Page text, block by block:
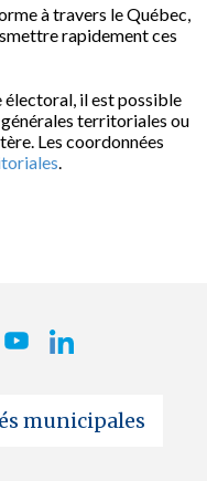
à travers le Québec,
rapidement ces
électoral, il est possible
territoriales ou
Les coordonnées
.
municipales